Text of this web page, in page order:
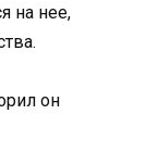
на нее,
он